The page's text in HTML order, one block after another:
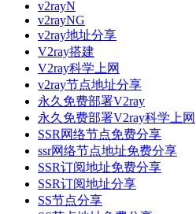
v2rayN
v2rayNG
v2ray地址分享
V2ray搭建
V2ray科学上网
v2ray节点地址分享
永久免费部署V2ray
永久免费部署V2ray科学上网
SSR网络节点免费分享
ssr网络节点地址免费分享
SSR订阅地址免费分享
SSR订阅地址分享
SS节点分享